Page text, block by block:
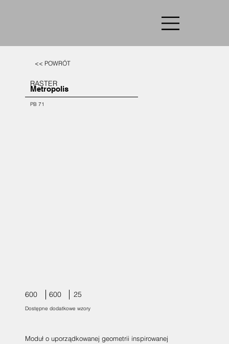
<< POWRÓT
RASTER
Metropolis
PB 71
600 600 25
Dostępne dodatkowe wzory
Moduł o uporządkowanej geometrii inspirowanej